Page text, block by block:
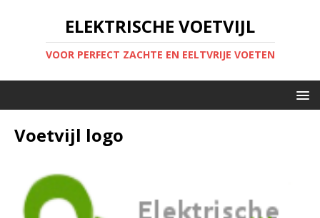
ELEKTRISCHE VOETVIJL
VOOR PERFECT ZACHTE EN EELTVRIJE VOETEN
Voetvijl logo